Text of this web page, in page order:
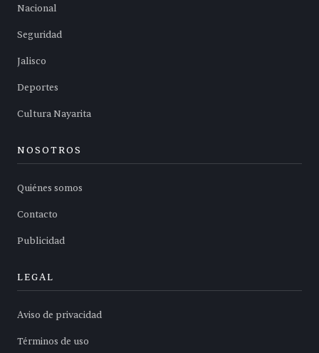
Nacional
Seguridad
Jalisco
Deportes
Cultura Nayarita
NOSOTROS
Quiénes somos
Contacto
Publicidad
LEGAL
Aviso de privacidad
Términos de uso